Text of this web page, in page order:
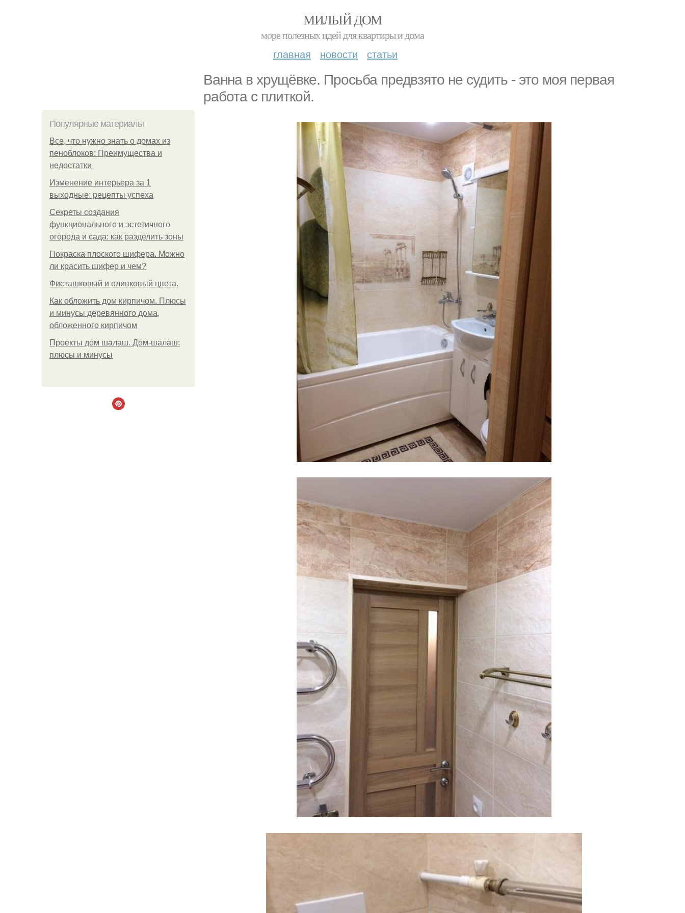
МИЛЫЙ ДОМ
море полезных идей для квартиры и дома
главная новости статьи
Ванна в хрущёвке. Просьба предвзято не судить - это моя первая
работа с плиткой.
Популярные материалы
Все, что нужно знать о домах из
пеноблоков: Преимущества и
недостатки
Изменение интерьера за 1
выходные: рецепты успеха
Секреты создания
функционального и эстетичного
огорода и сада: как разделить зоны
Покраска плоского шифера. Можно
ли красить шифер и чем?
Фисташковый и оливковый цвета.
Как обложить дом кирпичом. Плюсы
и минусы деревянного дома,
обложенного кирпичом
Проекты дом шалаш. Дом-шалаш:
плюсы и минусы